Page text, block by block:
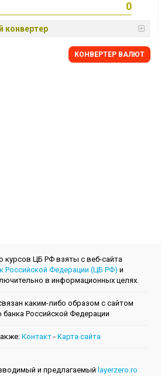
конвертер
КОНВЕРТЕР ВАЛЮТ
курсов ЦБ РФ взяты с веб-сайта
Российской Федерации (ЦБ РФ) и
в информационных целях.
каким-либо образом с сайтом
банкa Российской Федерации
Контакт - Kарта сайта
и предлагаемый layerzero.ro